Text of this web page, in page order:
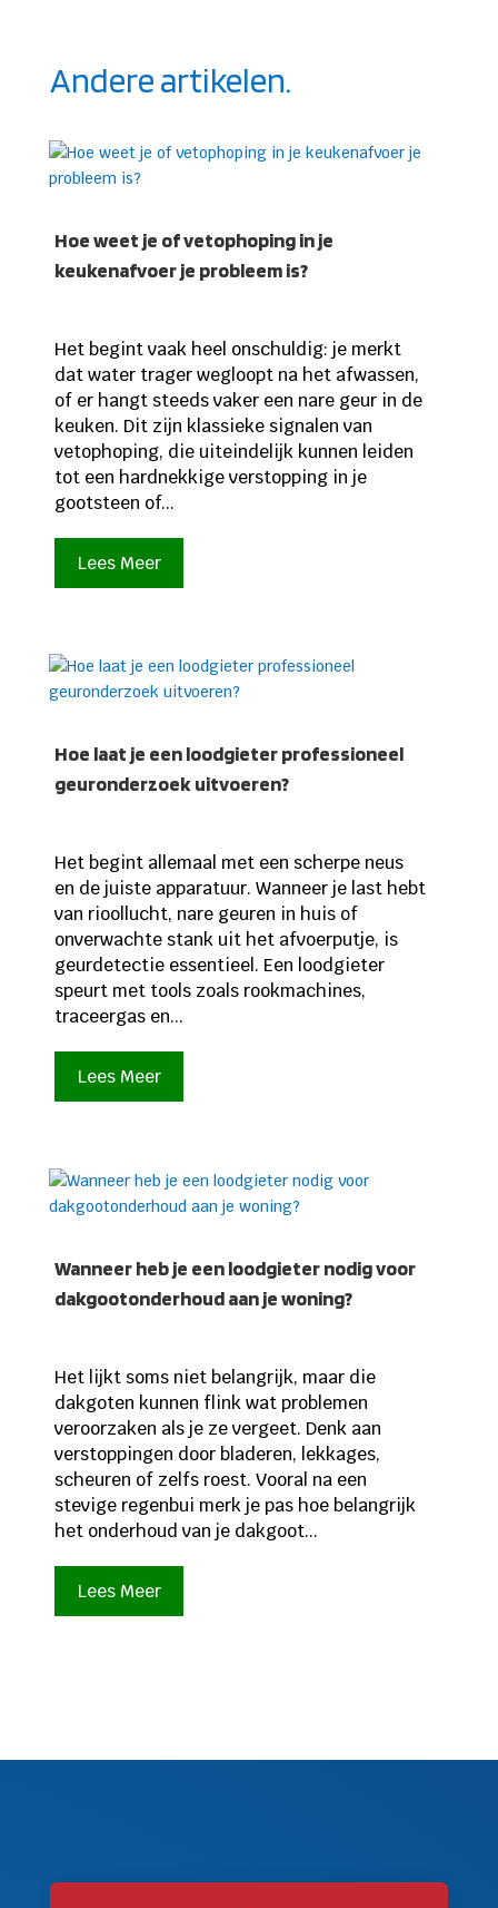
Andere artikelen.
Hoe weet je of vetophoping in je
keukenafvoer je probleem is?
Het begint vaak heel onschuldig: je merkt
dat water trager wegloopt na het afwassen,
of er hangt steeds vaker een nare geur in de
keuken. Dit zijn klassieke signalen van
vetophoping, die uiteindelijk kunnen leiden
tot een hardnekkige verstopping in je
gootsteen of...
Lees Meer
Hoe laat je een loodgieter professioneel
geuronderzoek uitvoeren?
Het begint allemaal met een scherpe neus
en de juiste apparatuur. Wanneer je last hebt
van rioollucht, nare geuren in huis of
onverwachte stank uit het afvoerputje, is
geurdetectie essentieel. Een loodgieter
speurt met tools zoals rookmachines,
traceergas en...
Lees Meer
Wanneer heb je een loodgieter nodig voor
dakgootonderhoud aan je woning?
Het lijkt soms niet belangrijk, maar die
dakgoten kunnen flink wat problemen
veroorzaken als je ze vergeet. Denk aan
verstoppingen door bladeren, lekkages,
scheuren of zelfs roest. Vooral na een
stevige regenbui merk je pas hoe belangrijk
het onderhoud van je dakgoot...
Lees Meer